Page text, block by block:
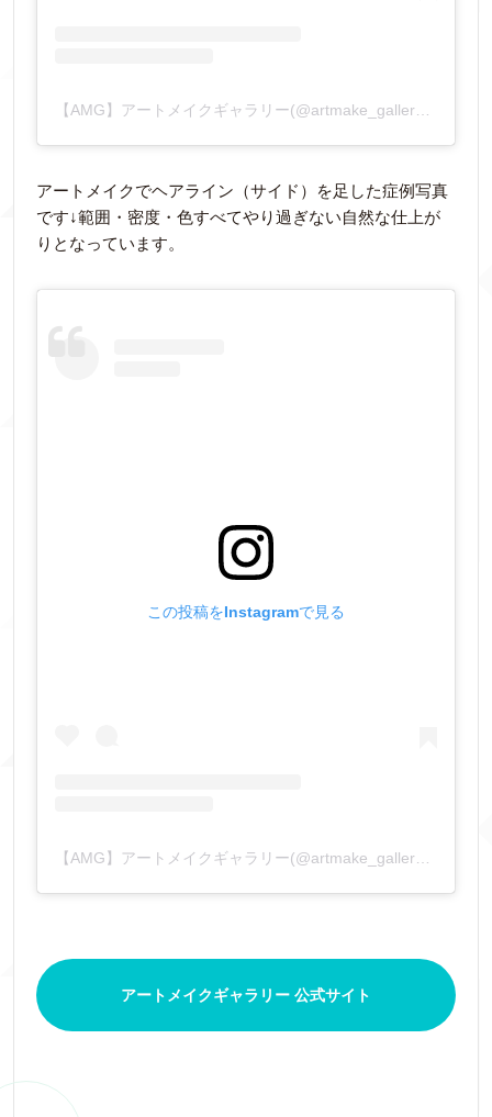
アートメイクでヘアライン（サイド）を足した症例写真
です↓範囲・密度・色すべてやり過ぎない自然な仕上が
りとなっています。
この投稿をInstagramで見る
アートメイクギャラリー 公式サイト